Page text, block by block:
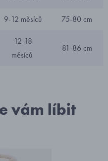
9-12 měsíců 75-80 cm
12-18
měsíců
81-86 cm
vám líbit